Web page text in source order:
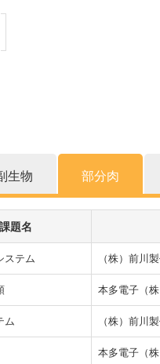
生物 部分肉
題名
ステム （株）前川
本多電子（
ム （株）前川
本多電子（